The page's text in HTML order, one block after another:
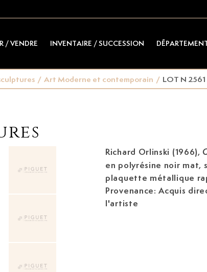
/ VENDRE INVENTAIRE / SUCCESSION
/ Art Moderne et contemporain / LOT N 2561
Richard Orlinski (1966),
en polyrésine noir mat,
plaquette métallique
Provenance: Acquis
l'artiste